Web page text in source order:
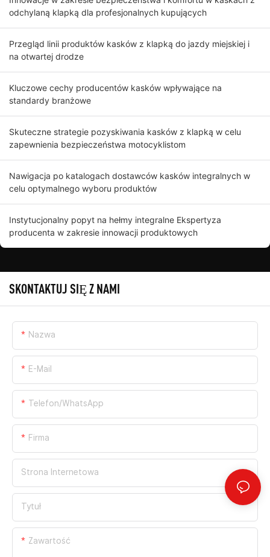
odchylaną klapką dla profesjonalnych kupujących
Przegląd linii produktów kasków z klapką do jazdy miejskiej i
na otwartej drodze
Kluczowe cechy producentów kasków wpływające na
standardy branżowe
Skuteczne strategie pozyskiwania kasków z klapką w celu
zapewnienia bezpieczeństwa motocyklistom
Nawigacja po katalogach dostawców kasków integralnych w
celu optymalnego wyboru produktów
Instytucjonalny popyt na hełmy integralne Ekspertyza
producenta w zakresie innowacji produktowych
SKONTAKTUJ SIĘ Z NAMI
Nazwa
E-Mail
Telefon/WhatsApp
Firma
Strona Internetowa
Tytuł
Zawartość